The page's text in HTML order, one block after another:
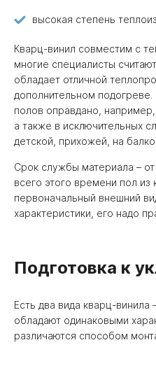
высокая степень
Кварц-винил совместим с
многие специалисты
обладает отличной
дополнительном
полов оправдано,
а также в исключительных
детской, прихожей, на
Срок службы материала –
всего этого времени пол из
первоначальный внешний
характеристики, его надо
Подготовка к
Есть два вида кварц-
обладают одинаковыми
различаются способом